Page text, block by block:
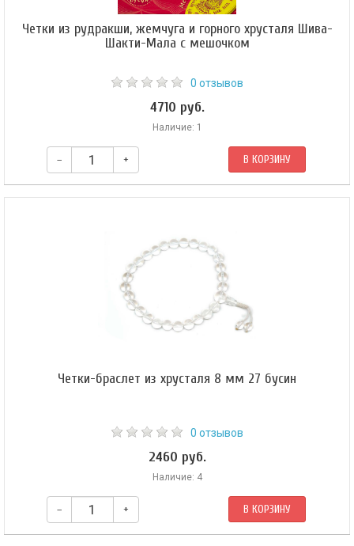
Четки из рудракши, жемчуга и горного хрусталя Шива-
Шакти-Мала с мешочком
0 отзывов
4710 руб.
Наличие: 1
– + В КОРЗИНУ
Четки-браслет из хрусталя 8 мм 27 бусин
0 отзывов
2460 руб.
Наличие: 4
– + В КОРЗИНУ